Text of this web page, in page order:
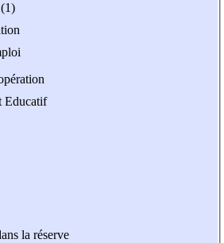
Educatif
la réserve